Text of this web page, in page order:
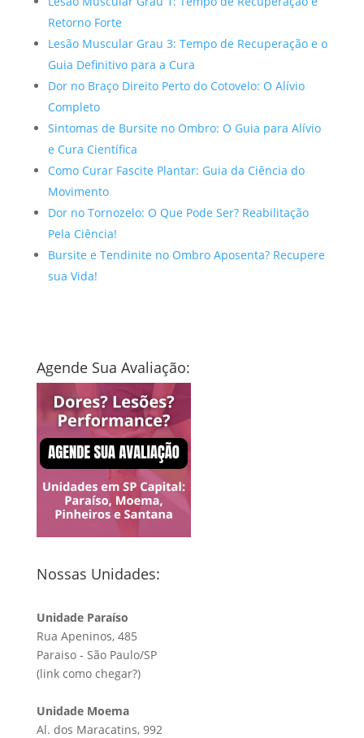
Retorno Forte
Lesão Muscular Grau 3: Tempo de Recuperação e o
Guia Definitivo para a Cura
Dor no Braço Direito Perto do Cotovelo: O Alívio
Completo
Sintomas de Bursite no Ombro: O Guia para Alívio
e Cura Científica
Como Curar Fascite Plantar: Guia da Ciência do
Movimento
Dor no Tornozelo: O Que Pode Ser? Reabilitação
Pela Ciência!
Bursite e Tendinite no Ombro Aposenta? Recupere
sua Vida!
Agende Sua Avaliação:
Nossas Unidades:
Unidade Paraíso
Rua Apeninos, 485
Paraiso - São Paulo/SP
(link como chegar?)
Unidade Moema
Al. dos Maracatins, 992